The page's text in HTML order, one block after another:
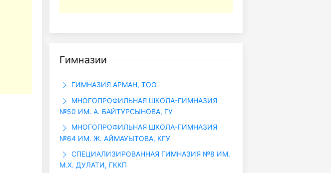
Гимназии
ГИМНАЗИЯ АРМАН, ТОО
МНОГОПРОФИЛЬНАЯ ШКОЛА-ГИМНАЗИЯ
№50 ИМ. А. БАЙТУРСЫНОВА, ГУ
МНОГОПРОФИЛЬНАЯ ШКОЛА-ГИМНАЗИЯ
№64 ИМ. Ж. АЙМАУЫТОВА, КГУ
СПЕЦИАЛИЗИРОВАННАЯ ГИМНАЗИЯ №8 ИМ.
М.Х. ДУЛАТИ, ГККП